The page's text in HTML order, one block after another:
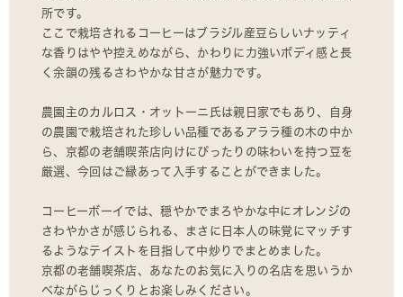
所です。
ここで栽培されるコーヒーはブラジル産豆らしいナッティ
な香りはやや控えめながら、かわりに力強いボディ感と長
く余韻の残るさわやかな甘さが魅力です。
農園主のカルロス・オットーニ氏は親日家でもあり、自身
の農園で栽培された珍しい品種であるアララ種の木の中か
ら、京都の老舗喫茶店向けにぴったりの味わいを持つ豆を
厳選、今回はご縁あって入手することができました。
コーヒーボーイでは、穏やかでまろやかな中にオレンジの
さわやかさが感じられる、まさに日本人の味覚にマッチす
るようなテイストを目指して中炒りでまとめました。
京都の老舗喫茶店、あなたのお気に入りの名店を思いうか
べながらじっくりとお楽しみください。